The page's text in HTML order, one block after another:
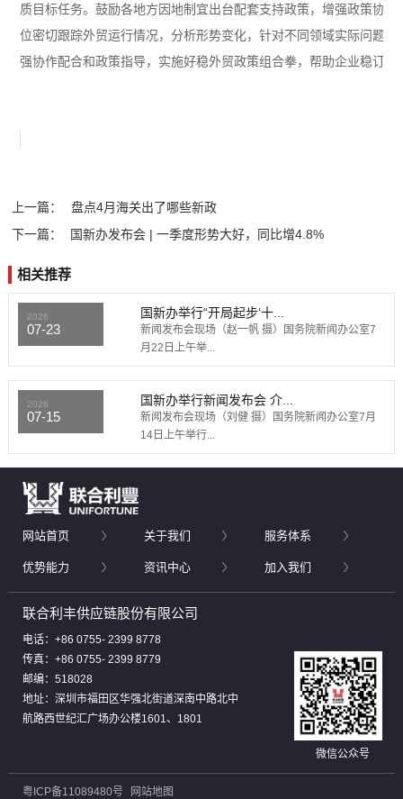
质目标任务。鼓励各地方因地制宜出台配套支持政策，增强政策协
位密切跟踪外贸运行情况，分析形势变化，针对不同领域实际问题
强协作配合和政策指导，实施好稳外贸政策组合拳，帮助企业稳订单
上一篇：
盘点4月海关出了哪些新政
下一篇：
国新办发布会 | 一季度形势大好，同比增4.8%
相关推荐
2026
07-23
国新办举行“开局起步‘十...
新闻发布会现场（赵一帆 摄）国务院新闻办公室7
月22日上午举...
2026
07-15
国新办举行新闻发布会 介...
新闻发布会现场（刘健 摄）国务院新闻办公室7月
14日上午举行...
网站首页 关于我们 服务体系
优势能力 资讯中心 加入我们
联合利丰供应链股份有限公司
电话：+86 0755- 2399 8778
传真：+86 0755- 2399 8779
邮编：518028
地址：深圳市福田区华强北街道深南中路北中
航路西世纪汇广场办公楼1601、1801
微信公众号
粤ICP备11089480号 网站地图